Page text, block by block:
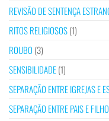
REVISÃO DE SENTENÇA
RITOS RELIGIOSOS(1)
ROUBO (3)
SENSIBILIDADE(1)
SEPARAÇÃO ENTRE IGREJAS E
SEPARAÇÃO ENTRE PAIS E